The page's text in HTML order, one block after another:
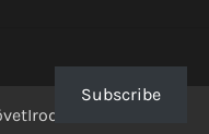
Subscribe